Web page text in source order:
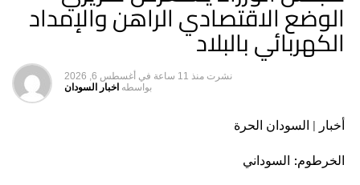
الوضع الاقتصادي الراهن والإمداد
الكهربائي بالبلاد
نشرت منذ 11 ساعة في أغسطس 6, 2026
بواسطه اخبار السودان
أخبار | السودان الحرة
الخرطوم: السوداني